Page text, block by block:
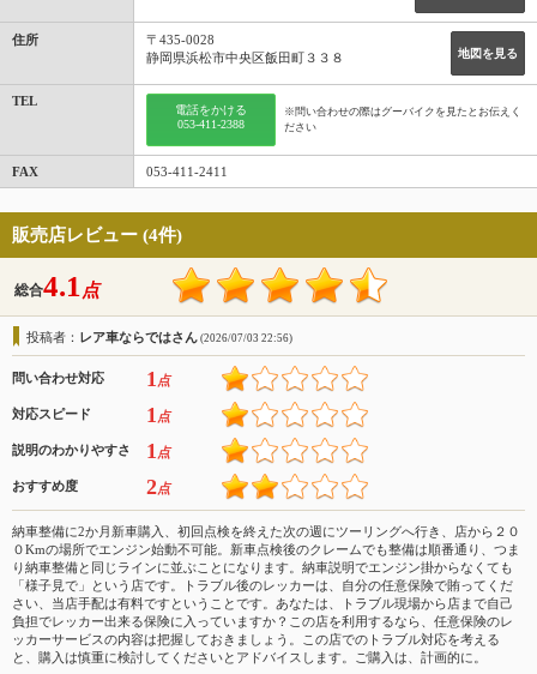
住所
地図を見る
〒435-0028
静岡県浜松市中央区飯田町３３８
TEL
電話をかける
053-411-2388
※問い合わせの際はグーバイクを見たとお伝えく
ださい
FAX 053-411-2411
販売店レビュー (4件)
総合4.1 点
投稿者： レア車ならではさん (2026/07/03 22:56)
問い合わせ対応 1 点
対応スピード 1 点
説明のわかりやすさ 1 点
おすすめ度 2点
納車整備に2か月新車購入、初回点検を終えた次の週にツーリングへ行き、店から２０
０Kmの場所でエンジン始動不可能。新車点検後のクレームでも整備は順番通り、つま
り納車整備と同じラインに並ぶことになります。納車説明でエンジン掛からなくても
「様子見で」という店です。トラブル後のレッカーは、自分の任意保険で賄ってくだ
さい、当店手配は有料ですということです。あなたは、トラブル現場から店まで自己
負担でレッカー出来る保険に入っていますか？この店を利用するなら、任意保険のレ
ッカーサービスの内容は把握しておきましょう。この店でのトラブル対応を考える
と、購入は慎重に検討してくださいとアドバイスします。ご購入は、計画的に。